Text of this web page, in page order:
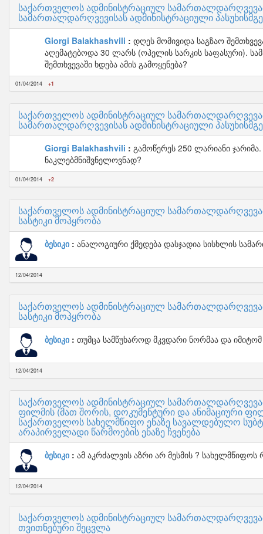
საქართველოს ადმინისტრაციულ
სამართალდარღვევისას ადმინისტრაციული
Giorgi Balakhashvili
დღეს მომივიდა საგზაო
აღემატებოდა 30 ლარს (ოპელის სარკის საფასური).
შემთხვევაში ხდება ამის გამოყენება?
01/04/2014 +1
საქართველოს ადმინისტრაციულ
სამართალდარღვევისას ადმინისტრაციული
Giorgi Balakhashvili
გამოწერეს 250 ლარიანი
ნაკლებმნიშვნელოვნად?
01/04/2014 +2
საქართველოს ადმინისტრაციულ
სასტიკი მოპყრობა
ბესიკი ანალოგიური ქმედება დასჯადია სისხლის
12/04/2014
საქართველოს ადმინისტრაციულ
სასტიკი მოპყრობა
ბესიკი თუმცა სამწუხაროდ მკვდარი ნორმაა და
12/04/2014
საქართველოს ადმინისტრაციულ
ფილმის (მათ შორის, დოკუმენტური და ანიმაციური
საქართველოს სახელმწიფო ენაზე სავალდებულო
არაპირველადი წარმოების ენაზე ჩვენება
ბესიკი ამ აკრძალვის აზრი არ მესმის ?
12/04/2014
საქართველოს ადმინისტრაციულ
თვითნებური შეცვლა